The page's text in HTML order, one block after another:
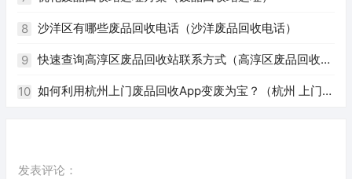
8 沙洋区有哪些废品回收电话（沙洋废品回收电话）
9 快速查询高淳区废品回收站联系方式（高淳区废品回收站
电话）
10 如何利用杭州上门废品回收App变废为宝？（杭州 上门回
发表评论：